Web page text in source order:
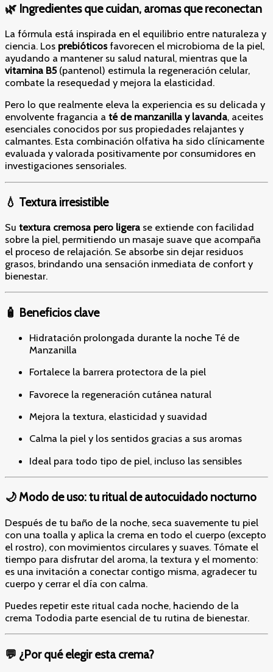
🌿 Ingredientes que cuidan, aromas que reconectan
La fórmula está inspirada en el equilibrio entre naturaleza y
ciencia. Los prebióticosfavorecen el microbioma de la piel,
ayudando a mantener su salud natural, mientras que la
vitamina B5(pantenol) estimula la regeneración celular,
combate la resequedad y mejora la elasticidad.
Pero lo que realmente eleva la experiencia es su delicada y
envolvente fragancia a té de manzanilla y lavanda, aceites
esenciales conocidos por sus propiedades relajantes y
calmantes. Esta combinación olfativa ha sido clínicamente
evaluada y valorada positivamente por consumidores en
investigaciones sensoriales.
💧 Textura irresistible
Su textura cremosa pero ligera se extiende con facilidad
sobre la piel, permitiendo un masaje suave que acompaña
el proceso de relajación. Se absorbe sin dejar residuos
grasos, brindando una sensación inmediata de confort y
bienestar.
🧴 Beneficios clave
Hidratación prolongada durante la noche Té de
Manzanilla
Fortalece la barrera protectora de la piel
Favorece la regeneración cutánea natural
Mejora la textura, elasticidad y suavidad
Calma la piel y los sentidos gracias a sus aromas
Ideal para todo tipo de piel, incluso las sensibles
🌙 Modo de uso: tu ritual de autocuidado nocturno
Después de tu baño de la noche, seca suavemente tu piel
con una toalla y aplica la crema en todo el cuerpo (excepto
el rostro), con movimientos circulares y suaves. Tómate el
tiempo para disfrutar del aroma, la textura y el momento:
es una invitación a conectar contigo misma, agradecer tu
cuerpo y cerrar el día con calma.
Puedes repetir este ritual cada noche, haciendo de la
crema Tododia parte esencial de tu rutina de bienestar.
💬 ¿Por qué elegir esta crema?